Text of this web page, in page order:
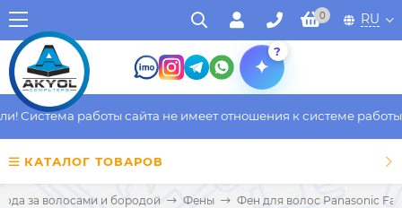
0 RU
?
работы сайта не имеет отношения к системе работы
КАТАЛОГ ТОВАРОВ
за волосами и бородой Фены Фен для волос Panasonic